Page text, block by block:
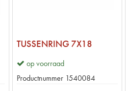
TUSSENRING 7X18
op voorraad
Productnummer 1540084